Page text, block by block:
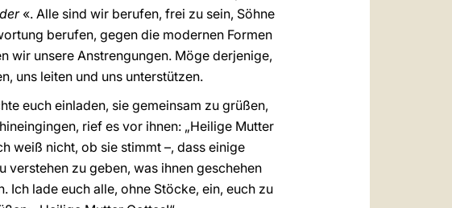
«. Alle sind wir berufen, frei zu sein, Söhne
berufen, gegen die modernen Formen
wir unsere Anstrengungen. Möge derjenige,
uns leiten und uns unterstützen.
euch einladen, sie gemeinsam zu grüßen,
rief es vor ihnen: „Heilige Mutter
weiß nicht, ob sie stimmt –, dass einige
verstehen zu geben, was ihnen geschehen
Ich lade euch alle, ohne Stöcke, ein, euch zu